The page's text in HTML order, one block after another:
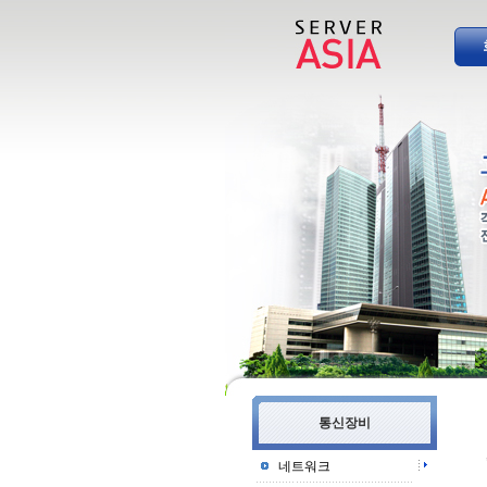
통신장비
네트워크